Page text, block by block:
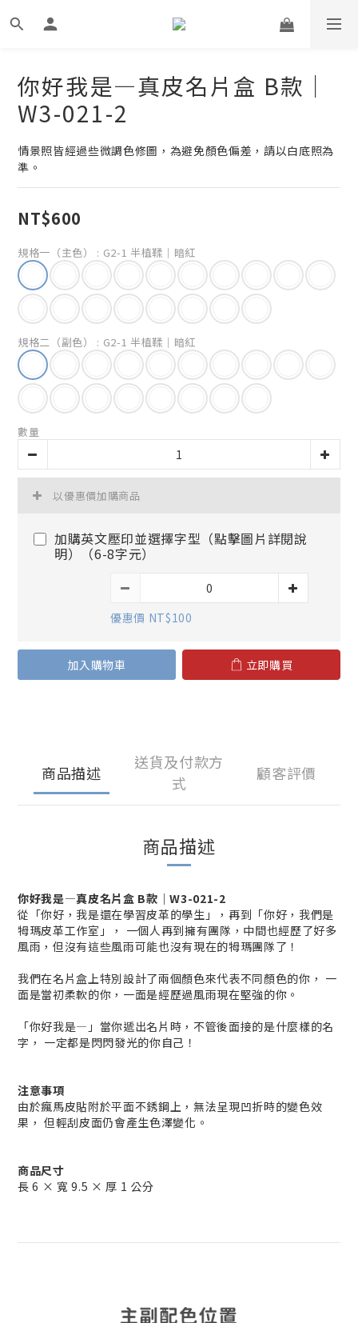
你好我是—真皮名片盒 B款｜
W3-021-2
情景照皆經過些微調色修圖，為避免顏色偏差，請以白底照為
準。
NT$600
規格一（主色） : G2-1 半植鞣｜暗紅
規格二（副色） : G2-1 半植鞣｜暗紅
數量
以優惠價加購商品
加購英文壓印並選擇字型（點擊圖片詳閱說
明）（6-8字元）
優惠價 NT$100
加入購物車 立即購買
商品描述
送貨及付款方
式
顧客評價
商品描述
你好我是—真皮名片盒 B款｜W3-021-2
從「你好，我是還在學習皮革的學生」，再到「你好，我們是
牳瑪皮革工作室」， 一個人再到擁有團隊，中間也經歷了好多
風雨，但沒有這些風雨可能也沒有現在的牳瑪團隊了！
我們在名片盒上特別設計了兩個顏色來代表不同顏色的你， 一
面是當初柔軟的你，一面是經歷過風雨現在堅強的你。
「你好我是—」當你遞出名片時，不管後面接的是什麼樣的名
字， 一定都是閃閃發光的你自己！
注意事項
由於瘋馬皮貼附於平面不銹鋼上，無法呈現凹折時的變色效
果， 但輕刮皮面仍會產生色澤變化。
商品尺寸
長 6 × 寬 9.5 × 厚 1 公分